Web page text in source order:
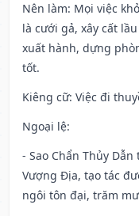
Nên làm: Mọi việc
là cưới gả, xây cất
xuất hành, dựng
tốt.
Kiêng cữ: Việc đi
Ngoại lệ:
- Sao Chẩn Thủy
Vượng Địa, tạo tác
ngôi tôn đại, trăm